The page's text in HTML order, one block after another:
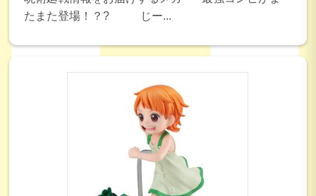
たまた登場！？? じー...